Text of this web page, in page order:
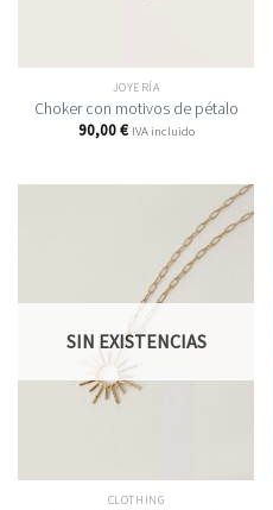
JOYERÍA
Choker con motivos de pétalo
90,00€ IVA incluido
SIN EXISTENCIAS
CLOTHING